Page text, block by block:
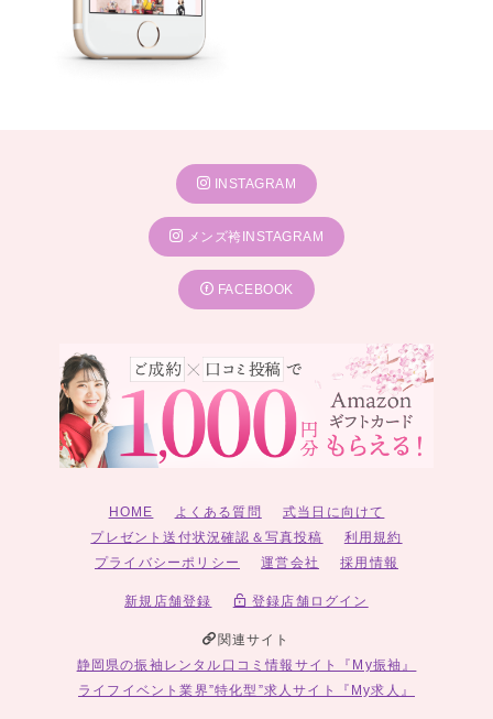
INSTAGRAM
メンズ袴INSTAGRAM
FACEBOOK
HOME よくある質問
式当日に向けて
プレゼント送付状況確認＆写真投稿
利用規約
プライバシーポリシー
運営会社 採用情報
新規店舗登録 登録店舗ログイン
関連サイト
静岡県の振袖レンタル口コミ情報サイト『My振袖』
ライフイベント業界”特化型”求人サイト『My求人』